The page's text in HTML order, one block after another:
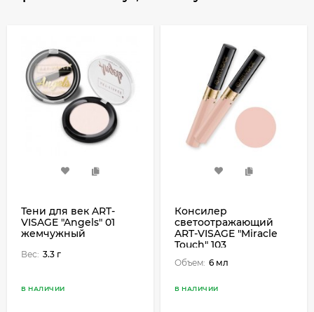
Тени для век ART-
VISAGE "Angels" 01
жемчужный
Вес: 3.3 г
В НАЛИЧИИ
Консилер
светоотражающий
ART-VISAGE "Miracle
Touch" 103
Объем: 6 мл
В НАЛИЧИИ